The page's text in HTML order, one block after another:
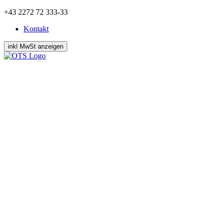
Zum
springen
+43 2272 72 333-33
Kontakt